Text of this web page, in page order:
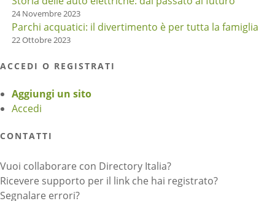
24 Novembre 2023
Parchi acquatici: il divertimento è per tutta la famiglia
22 Ottobre 2023
ACCEDI O REGISTRATI
Aggiungi un sito
Accedi
CONTATTI
Vuoi collaborare con Directory Italia?
Ricevere supporto per il link che hai registrato?
Segnalare errori?